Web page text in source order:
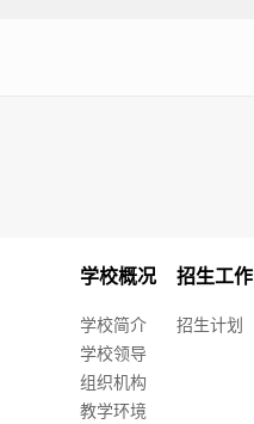
学校概况
学校简介
学校领导
组织机构
教学环境
招生工作
招生计划